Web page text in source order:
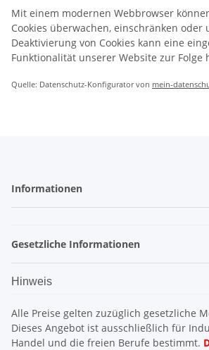
Mit einem modernen Webbrowser
Cookies überwachen, einschränken oder
Deaktivierung von Cookies kann eine
Funktionalität unserer Website zur Folge
Quelle: Datenschutz-Konfigurator von mein-
Informationen
Gesetzliche Informationen
Hinweis
Alle Preise gelten zuzüglich gesetzliche
Dieses Angebot ist ausschließlich für
Handel und die freien Berufe bestimmt.